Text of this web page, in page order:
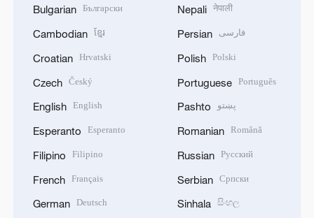
Bulgarian Български
Cambodian ខ្មែរ
Croatian Hrvatski
Czech Český
English English
Esperanto Esperanto
Filipino Filipino
French Français
German Deutsch
Nepali नेपाली
Persian فارسی
Polish Polski
Portuguese Português
Pashto پښتو
Romanian Română
Russian Русский
Serbian Српски
Sinhala සිංහල